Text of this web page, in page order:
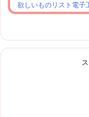
欲しいものリスト電子